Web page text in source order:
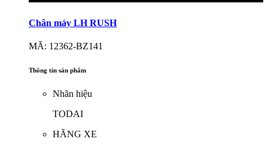
Chân máy LH RUSH
MÃ: 12362-BZ141
Thông tin sản phẩm
Nhãn hiệu
TODAI
HÃNG XE